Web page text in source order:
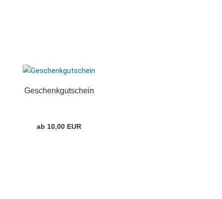
Geschenkgutschein
ab 10,00 EUR